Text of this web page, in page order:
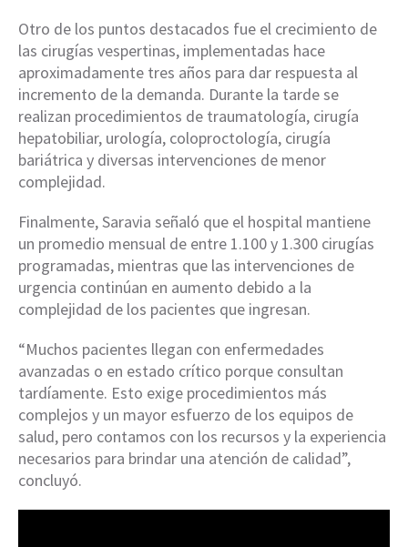
Otro de los puntos destacados fue el crecimiento de
las cirugías vespertinas, implementadas hace
aproximadamente tres años para dar respuesta al
incremento de la demanda. Durante la tarde se
realizan procedimientos de traumatología, cirugía
hepatobiliar, urología, coloproctología, cirugía
bariátrica y diversas intervenciones de menor
complejidad.
Finalmente, Saravia señaló que el hospital mantiene
un promedio mensual de entre 1.100 y 1.300 cirugías
programadas, mientras que las intervenciones de
urgencia continúan en aumento debido a la
complejidad de los pacientes que ingresan.
“Muchos pacientes llegan con enfermedades
avanzadas o en estado crítico porque consultan
tardíamente. Esto exige procedimientos más
complejos y un mayor esfuerzo de los equipos de
salud, pero contamos con los recursos y la experiencia
necesarios para brindar una atención de calidad”,
concluyó.